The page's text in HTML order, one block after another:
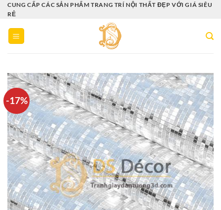
Bỏ
qua
nội
dung
CUNG CẤP CÁC SẢN PHẨM TRANG TRÍ NỘI THẤT ĐẸP VỚI GIÁ SIÊU
RẺ
-17%